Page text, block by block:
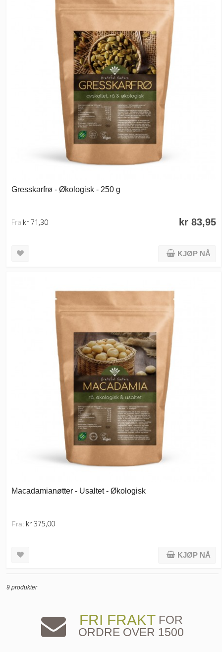
Gresskarfrø - Økologisk - 250 g
kr 83,95
Fra kr 71,30
KJØP NÅ
Macadamianøtter - Usaltet - Økologisk
Fra: kr 375,00
KJØP NÅ
9 produkter
FRI FRAKTFOR
ORDRE OVER 1500